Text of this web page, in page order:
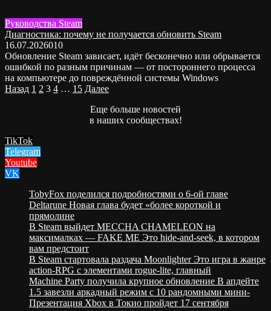
Руководства Steam
Диагностика: почему не получается обновить Steam
16.07.2026010
Обновление Steam зависает, идёт бесконечно или обрывается
ошибкой по разным причинам — от постороннего процесса
на компьютере до повреждённой системы Windows
Пагинация
Назад 1 2 3 4 … 15 Далее
Еще больше новостей
в наших сообществах!
TikTok
Telegram
Youtube
VK
TobyFox поделился подробностями о 6-ой главе
Deltarune Новая глава будет «более короткой и
прямолине
В Steam выйдет MECCHA CHAMELEON на
максималках — FAKE ME Это hide-and-seek, в котором
вам предстоит
В Steam стартовала раздача Moonlighter Это игра в жанре
action-RPG с элементами rogue-lite, главный
Machine Party получила крупное обновление В апдейте
1.5 завезли аркадный режим с 10 рандомными мини-
Презентация Xbox в Токио пройдет 17 сентября